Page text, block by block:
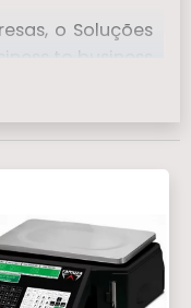
o Soluções
to business
Para
para pesar
ou mais dos
Para Pesar
kg|Balanca